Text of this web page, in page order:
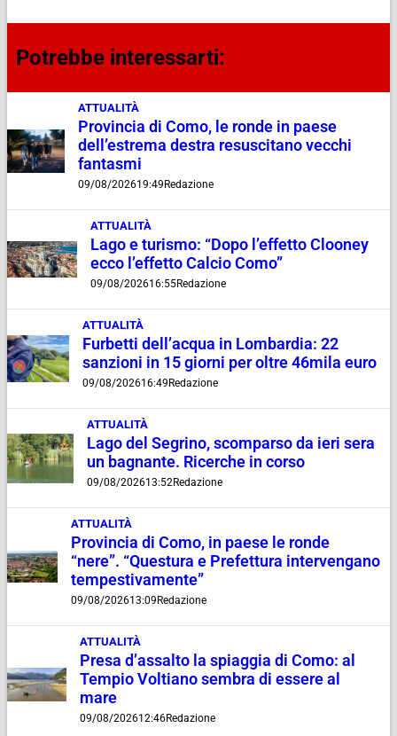
Potrebbe interessarti:
ATTUALITÀ
Provincia di Como, le ronde in paese
dell’estrema destra resuscitano vecchi
fantasmi
09/08/202619:49 Redazione
ATTUALITÀ
Lago e turismo: “Dopo l’effetto Clooney
ecco l’effetto Calcio Como”
09/08/202616:55Redazione
ATTUALITÀ
Furbetti dell’acqua in Lombardia: 22
sanzioni in 15 giorni per oltre 46mila euro
09/08/202616:49 Redazione
ATTUALITÀ
Lago del Segrino, scomparso da ieri sera
un bagnante. Ricerche in corso
09/08/202613:52Redazione
ATTUALITÀ
Provincia di Como, in paese le ronde
“nere”. “Questura e Prefettura intervengano
tempestivamente”
09/08/202613:09 Redazione
ATTUALITÀ
Presa d’assalto la spiaggia di Como: al
Tempio Voltiano sembra di essere al
mare
09/08/202612:46Redazione